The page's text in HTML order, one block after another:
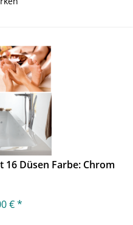
Düsen Farbe: Chrom
€ *